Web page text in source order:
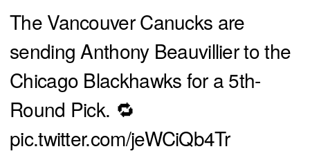
The Vancouver Canucks are
sending Anthony Beauvillier to the
Chicago Blackhawks for a 5th-
Round Pick. 🔁
pic.twitter.com/jeWCiQb4Tr